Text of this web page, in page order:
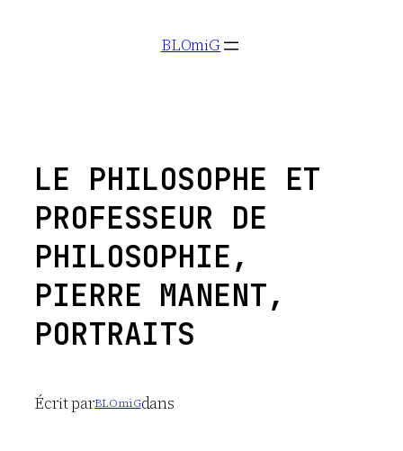
BLOmiG
LE PHILOSOPHE ET
PROFESSEUR DE
PHILOSOPHIE,
PIERRE MANENT,
PORTRAITS
Écrit parBLOmiGdans